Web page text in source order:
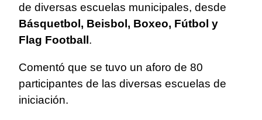
de diversas escuelas municipales, desde
Básquetbol, Beisbol, Boxeo, Fútbol y
Flag Football.
Comentó que se tuvo un aforo de 80
participantes de las diversas escuelas de
iniciación.